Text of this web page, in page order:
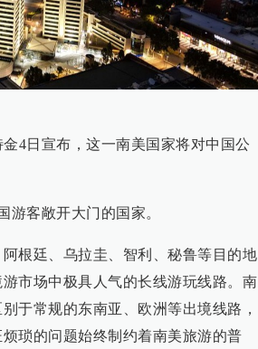
4日宣布，这一南美国家将对中国公
游客敞开大门的国家。
根廷、乌拉圭、智利、秘鲁等目的地
市场中极具人气的长线游玩线路。南
于常规的东南亚、欧洲等出境线路，
琐的问题始终制约着南美旅游的普